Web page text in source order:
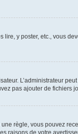
y poster, etc., vous
L’administrateur
pas ajouter de fichiers
règle, vous pouvez
raisons de votre